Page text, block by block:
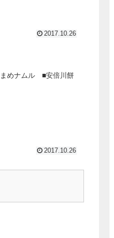
2017.10.26
めナムル ■安倍川餅
2017.10.26